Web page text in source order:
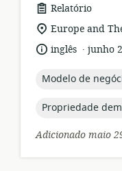
formato
de
recurso:
Relatório
local
de
relevância:
Europe and
idioma:
inglês .
datajunho
topic:
Modelo de
topic:
Propriedade
Adicionado maio